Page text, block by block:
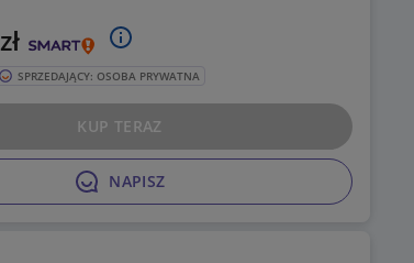
zł
SPRZEDAJĄCY: OSOBA PRYWATNA
NAPISZ
KUP TERAZ